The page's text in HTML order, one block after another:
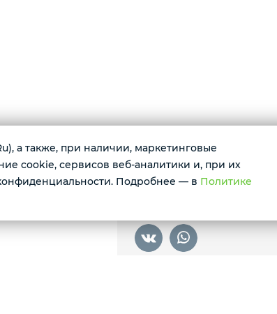
г. Тюмень, ул. Амурская, 39
а также, при наличии, маркетинговые
cookie, сервисов веб-аналитики и, при их
Подробнее — в Политике